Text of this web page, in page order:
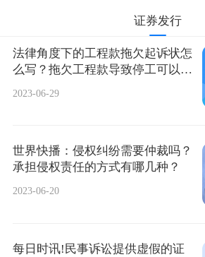
证券发行
法律角度下的工程款拖欠起诉状怎
么写？拖欠工程款导致停工可以要
2023-06-29
世界快播：侵权纠纷需要仲裁吗？
承担侵权责任的方式有哪几种？
2023-06-20
每日时讯!民事诉讼提供虚假的证